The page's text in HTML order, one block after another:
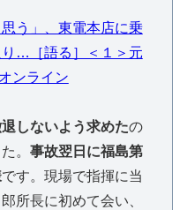
う」、東電本店に乗
り…［語る］＜１＞元
ンライン
しないよう求めたの
。 事故翌日に福島第
です。現場で指揮に当
所長に初めて会い、